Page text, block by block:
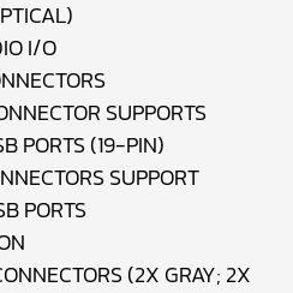
I/O
SUPPORTS
PORTS (19-PIN)
SUPPORT
PORTS
(2X GRAY; 2X